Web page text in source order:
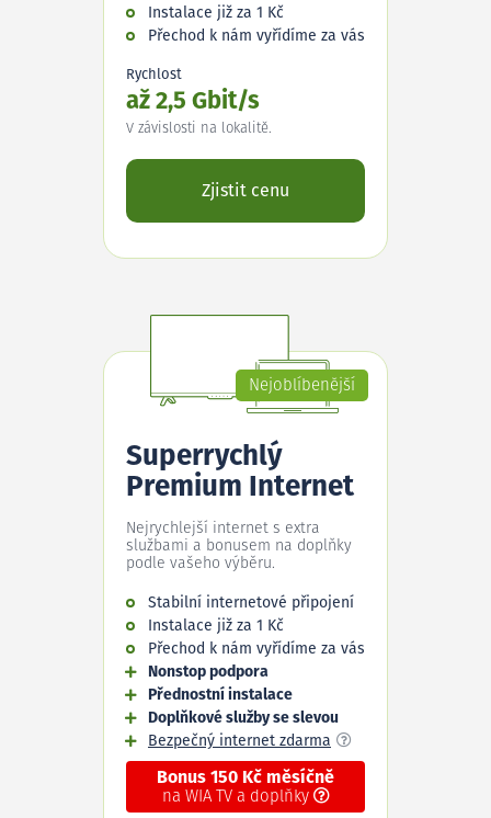
Instalace již za 1 Kč
Přechod k nám vyřídíme za vás
Rychlost
až 2,5 Gbit/s
V závislosti na lokalitě.
Zjistit cenu
Nejoblíbenější
Superrychlý
Premium Internet
Nejrychlejší internet s extra
službami a bonusem na doplňky
podle vašeho výběru.
Stabilní internetové připojení
Instalace již za 1 Kč
Přechod k nám vyřídíme za vás
Nonstop podpora
Přednostní instalace
Doplňkové služby se slevou
Bezpečný internet zdarma
Bonus 150 Kč měsíčně
na WIA TV a doplňky